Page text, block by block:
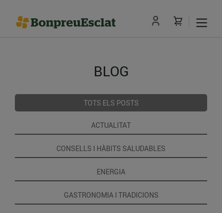
BLOG
TOTS ELS POSTS
ACTUALITAT
CONSELLS I HÀBITS SALUDABLES
ENERGIA
GASTRONOMIA I TRADICIONS